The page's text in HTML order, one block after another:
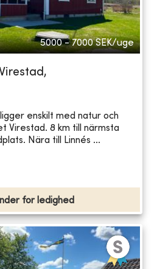
5000 - 7000 SEK/uge
enskilt med natur och
Virestad. 8 km till närmsta
Nära till Linnés ...
for ledighed